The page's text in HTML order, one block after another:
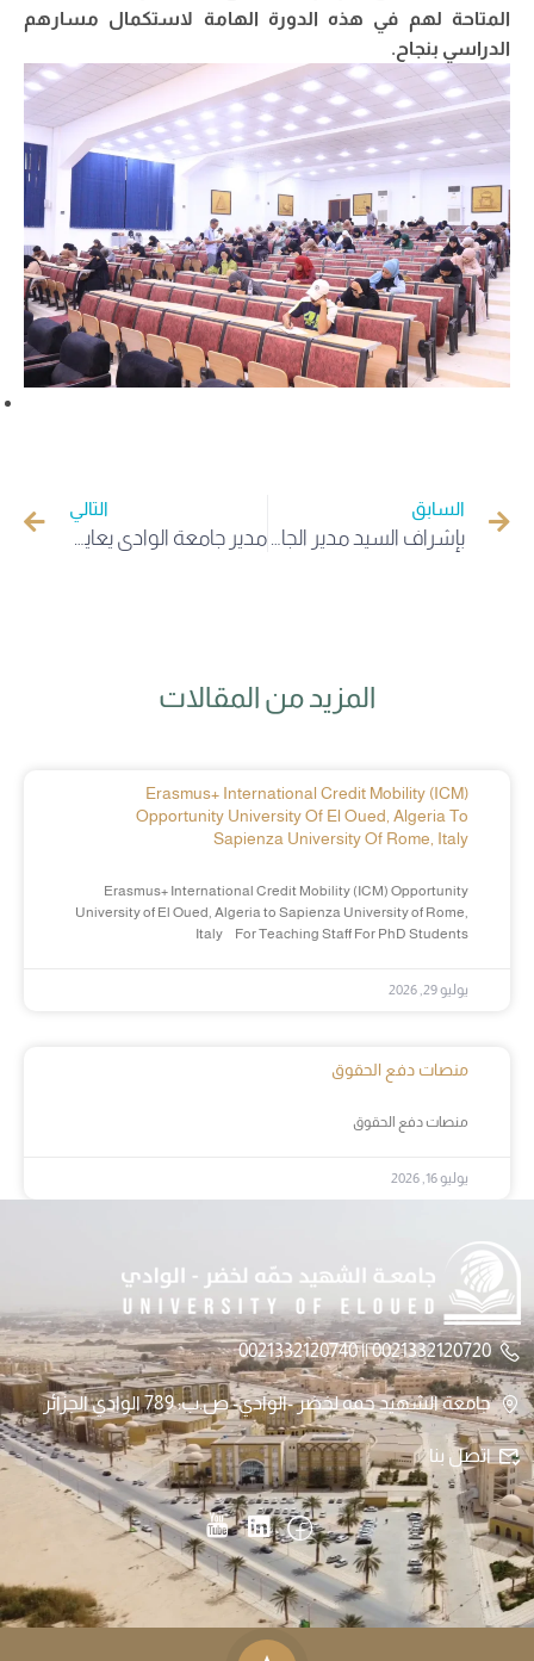
المتاحة لهم في هذه الدورة الهامة لاستكمال مسارهم
الدراسي بنجاح.
السابق
بإشراف السيد مدير الجامعة أجواء أخوية متميزة في حفل معايدة الأسرة الجامعية بالوادي
التالي
المزيد من المقالات
Erasmus+ International Credit Mobility (ICM)
Opportunity University Of El Oued, Algeria To
Sapienza University Of Rome, Italy
Erasmus+ International Credit Mobility (ICM) Opportunity
University of El Oued, Algeria to Sapienza University of Rome,
Italy For Teaching Staff For PhD Students
يوليو 29, 2026
منصات دفع الحقوق
منصات دفع الحقوق
يوليو 16, 2026
0021332120720 || 0021332120740
جامعة الشهيد حمه لخضر -الوادي- ص.ب: 789 الوادي الجزائر
اتصل بنا